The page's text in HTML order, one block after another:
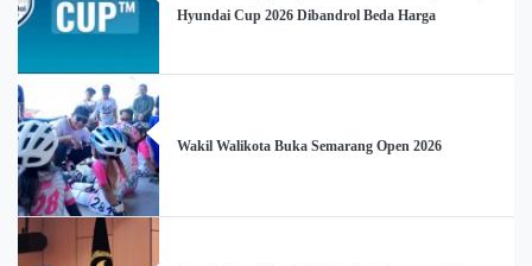
Hyundai Cup 2026 Dibandrol Beda Harga
Wakil Walikota Buka Semarang Open 2026